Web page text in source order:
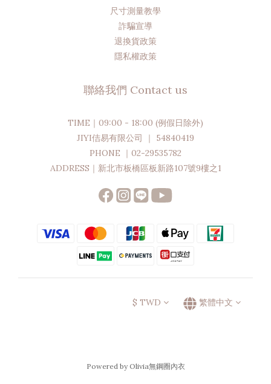
尺寸測量教學
詐騙宣導
退換貨政策
隱私權政策
聯絡我們 Contact us
TIME｜09:00 - 18:00 (例假日除外)
JIYI佶易有限公司 ｜ 54840419
PHONE ｜02-29535782
ADDRESS｜新北市板橋區板新路107號9樓之1
$ TWD 繁體中文
Powered by Olivia無鋼圈內衣